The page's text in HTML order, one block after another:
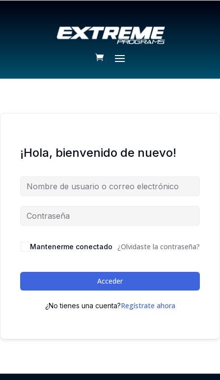
¡Hola, bienvenido de nuevo!
Mantenerme conectado ¿Olvidaste la contraseña?
Acceder
¿No tienes una cuenta?Regístrate ahora